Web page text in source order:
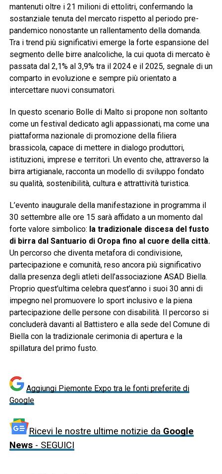
mantenuti oltre i 21 milioni di ettolitri, confermando la
sostanziale tenuta del mercato rispetto al periodo pre-
pandemico nonostante un rallentamento della domanda.
Tra i trend più significativi emerge la forte espansione del
segmento delle birre analcoliche, la cui quota di mercato è
passata dal 2,1% al 3,9% tra il 2024 e il 2025, segnale di un
comparto in evoluzione e sempre più orientato a
intercettare nuovi consumatori.
In questo scenario Bolle di Malto si propone non soltanto
come un festival dedicato agli appassionati, ma come una
piattaforma nazionale di promozione della filiera
brassicola, capace di mettere in dialogo produttori,
istituzioni, imprese e territori. Un evento che, attraverso la
birra artigianale, racconta un modello di sviluppo fondato
su qualità, sostenibilità, cultura e attrattività turistica.
L’evento inaugurale della manifestazione in programma il
30 settembre alle ore 15 sarà affidato a un momento dal
forte valore simbolico: la tradizionale discesa del fusto
di birra dal Santuario di Oropa fino al cuore della città.
Un percorso che diventa metafora di condivisione,
partecipazione e comunità, reso ancora più significativo
dalla presenza degli atleti dell’associazione ASAD Biella.
Proprio quest’ultima celebra quest’anno i suoi 30 anni di
impegno nel promuovere lo sport inclusivo e la piena
partecipazione delle persone con disabilità. Il percorso si
concluderà davanti al Battistero e alla sede del Comune di
Biella con la tradizionale cerimonia di apertura e la
spillatura del primo fusto.
Aggiungi Piemonte Expo tra le fonti preferite di
Google
Ricevi le nostre ultime notizie da Google
News- SEGUICI